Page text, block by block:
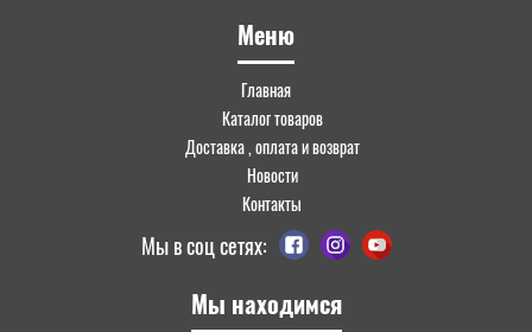
Мы находимся
Меню
Главная
Каталог товаров
Доставка , оплата и возврат
Новости
Контакты
Мы в соц сетях: